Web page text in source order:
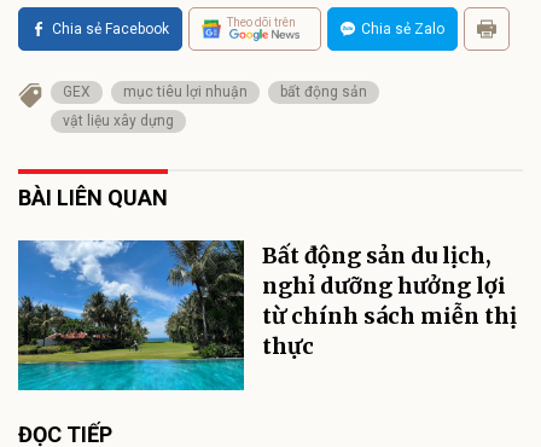
Chia sẻ Facebook Theo dõi trên Chia sẻ Zalo
GEX mục tiêu lợi nhuận
bất động sản
vật liệu xây dựng
BÀI LIÊN QUAN
Bất động sản du lịch,
nghỉ dưỡng hưởng lợi
từ chính sách miễn thị
thực
ĐỌC TIẾP